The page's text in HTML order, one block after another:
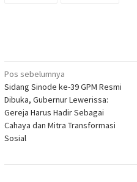
Navigasi
pos
Pos sebelumnya
Sidang Sinode ke-39 GPM Resmi
Dibuka, Gubernur Lewerissa:
Gereja Harus Hadir Sebagai
Cahaya dan Mitra Transformasi
Sosial